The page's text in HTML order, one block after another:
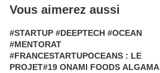
Vous aimerez aussi
#STARTUP #DEEPTECH #OCEAN
#MENTORAT
#FRANCESTARTUPOCEANS : LE
PROJET#19 ONAMI FOODS ALGAMA